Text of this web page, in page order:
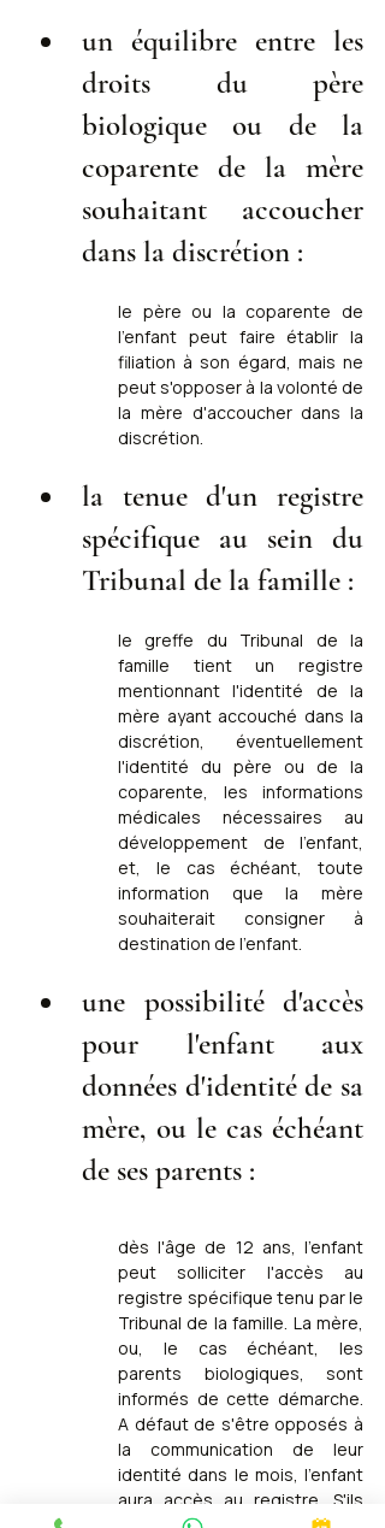
un équilibre entre les
droits du père
biologique ou de la
coparente de la mère
souhaitant accoucher
dans la discrétion :
le père ou la coparente de
l'enfant peut faire établir la
filiation à son égard, mais ne
peut s'opposer à la volonté de
la mère d'accoucher dans la
discrétion.
la tenue d'un registre
spécifique au sein du
Tribunal de la famille :
le greffe du Tribunal de la
famille tient un registre
mentionnant l'identité de la
mère ayant accouché dans la
discrétion, éventuellement
l'identité du père ou de la
coparente, les informations
médicales nécessaires au
développement de l'enfant,
et, le cas échéant, toute
information que la mère
souhaiterait consigner à
destination de l'enfant.
une possibilité d'accès
pour l'enfant aux
données d'identité de sa
mère, ou le cas échéant
de ses parents :
dès l'âge de 12 ans, l'enfant
peut solliciter l'accès au
registre spécifique tenu par le
Tribunal de la famille. La mère,
ou, le cas échéant, les
parents biologiques, sont
informés de cette démarche.
A défaut de s'être opposés à
la communication de leur
identité dans le mois, l'enfant
aura accès au registre. S'ils